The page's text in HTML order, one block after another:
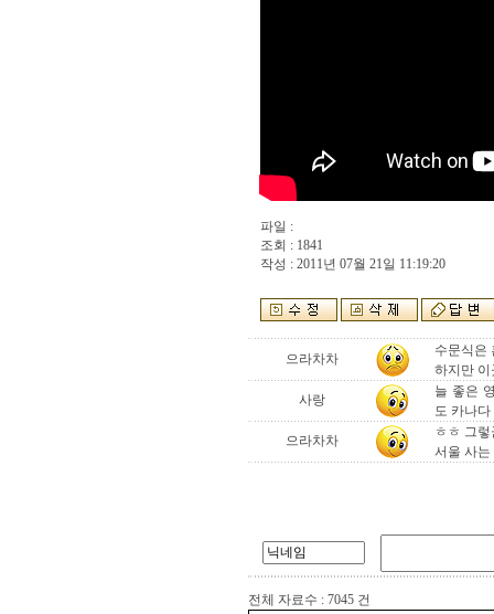
파일 :
조회 : 1841
작성 : 2011년 07월 21일 11:19:20
으라차차
수문식은
하지만 이
사랑
늘 좋은
도 카나
으라차차
ㅎㅎ 그렇
서울 사
전체 자료수 : 7045 건